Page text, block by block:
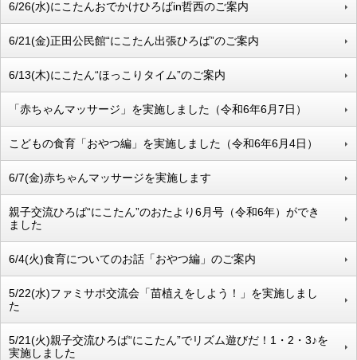
6/26(水)にこたんおでかけひろばin哲西のご案内
6/21(金)正田公民館“にこたん出張ひろば”のご案内
6/13(木)にこたん“ほっこりタイム”のご案内
「赤ちゃんマッサージ」を実施しました（令和6年6月7日）
こどもの食育「おやつ編」を実施しました（令和6年6月4日）
6/7(金)赤ちゃんマッサージを実施します
親子交流ひろば“にこたん”のおたより6月号（令和6年）ができ
ました
6/4(火)食育についてのお話「おやつ編」のご案内
5/22(水)ファミサポ交流会「苗植えをしよう！」を実施しまし
た
5/21(火)親子交流ひろば“にこたん”でリズム遊びだ！1・2・3♪を
実施しました